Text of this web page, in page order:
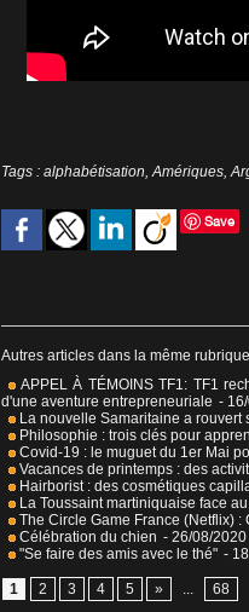
Tags : alphabétisation,Amériques,
Save
Autres articles dans la même
APPEL À TÉMOINS TF1: TF1
d'une aventure entrepreneuriale -
La nouvelle Samaritaine a rouvert
Philosophie : trois clés pour
Covid-19 : le muguet du 1er Mai
Vacances de printemps : des
Hairborist : des cosmétiques
La Toussaint martiniquaise face
The Circle Game France (Netflix)
Célébration du chien - 26/08/2020
"Se faire des amis avec le thé" -
1 2 3 4 5 » ... 68